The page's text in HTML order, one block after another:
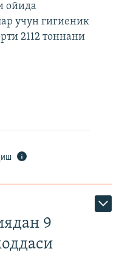
ойида
учун гигиеник
2112 тоннани
9